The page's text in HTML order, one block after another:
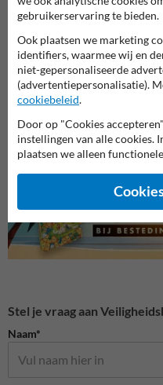
Waarschuwingsborden
Stel je vraag aan
Naam*
gebruikerservaring te bieden.
Ook plaatsen we marketing
identifiers, waarmee wij en
niet-gepersonaliseerde
(advertentiepersonalisatie).
cookiebeleid.
Door op "Cookies
instellingen van alle cookies.
plaatsen we alleen